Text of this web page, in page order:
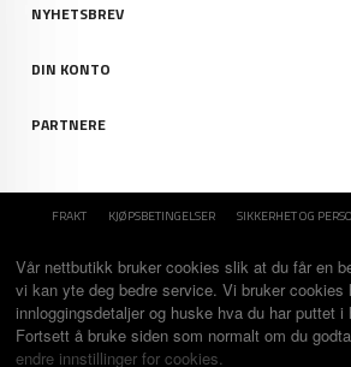
NYHETSBREV
DIN KONTO
PARTNERE
FRAKT KJØPSBETINGELSER SIKKERHET OG
Vår nettbutikk bruker cookies slik at du får en
vi kan yte deg bedre service. Vi bruker cookies
innloggingsdetaljer og huske hva du har puttet i
Fortsett å bruke siden som normalt om du
endre innstillinger for cookies.